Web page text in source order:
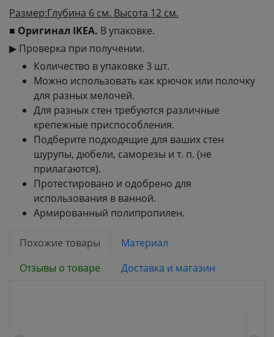
Размер:Глубина 6 см. Высота 12 см.
■ Оригинал IKEA. В упаковке.
▶ Проверка при получении.
Количество в упаковке 3 шт.
Можно использовать как крючок или полочку
для разных мелочей.
Для разных стен требуются различные
крепежные приспособления.
Подберите подходящие для ваших стен
шурупы, дюбели, саморезы и т. п. (не
прилагаются).
Протестировано и одобрено для
использования в ванной.
Армированный полипропилен.
Похожие товары
Материал
Отзывы о товаре
Доставка и магазин